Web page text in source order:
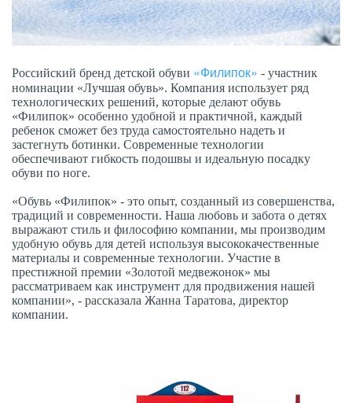
Российский бренд детской обуви «Филипок» - участник
номинации «Лучшая обувь». Компания использует ряд
технологических решений, которые делают обувь
«Филипок» особенно удобной и практичной, каждый
ребенок сможет без труда самостоятельно надеть и
застегнуть ботинки. Современные технологии
обеспечивают гибкость подошвы и идеальную посадку
обуви по ноге.
«Обувь «Филипок» - это опыт, созданный из совершенства,
традиций и современности. Наша любовь и забота о детях
выражают стиль и философию компании, мы производим
удобную обувь для детей используя высококачественные
материалы и современные технологии. Участие в
престижной премии «Золотой медвежонок» мы
рассматриваем как инструмент для продвижения нашей
компании», - рассказала Жанна Таратова, директор
компании.